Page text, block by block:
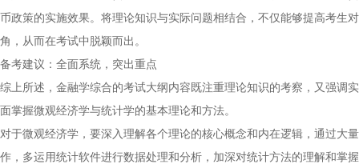
币政策的实施效果。将理论知识与实际问题相结合，不仅能够提高考生
角，从而在考试中脱颖而出。
备考建议：全面系统，突出重点
综上所述，金融学综合的考试大纲内容既注重理论知识的考察，又强调
面掌握微观经济学与统计学的基本理论和方法。
对于微观经济学，要深入理解各个理论的核心概念和内在逻辑，通过大
作，多运用统计软件进行数据处理和分析，加深对统计方法的理解和掌